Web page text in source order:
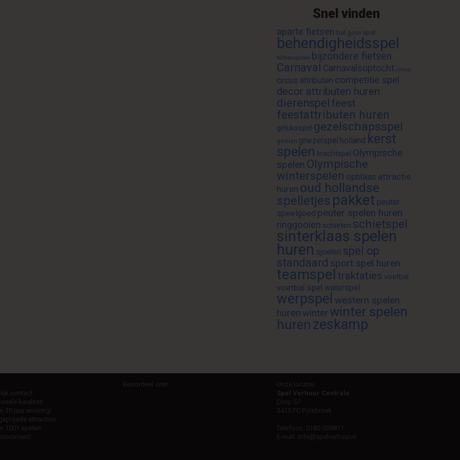
Snel vinden
aparte fietsen bal gooi spel
behendigheidsspel
bibberspiraal bijzondere fietsen
Carnaval Carnavalsoptocht circus
circus attributen competitie spel
decor attributen huren
dierenspel feest
feestattributen huren
geluksspel gezelschapsspel
gooien griezelspel holland kerst
spelen krachtspel Olympische
spelen Olympische
winterspelen opblaas attractie
huren oud hollandse
spelletjes pakket peuter
speelgoed peuter spelen huren
ringgooien schieten schietspel
sinterklaas spelen
huren sjoelen spel op
standaard sport spel huren
teamspeltraktaties voetbal
voetbal spel waterspel
werpspel western spelen
huren winter winter spelen
huren zeskamp
Onze locatie:
Spel Verhuur Centrale
Dorp 57
3415 PC Polsbroek
Telefoon: 0182-309811
E-mail: info@spelverhuur.nl
contact
kwaliteit
30 jaar ervaring!
attracties
1001 spelen
Beoordeel ons!